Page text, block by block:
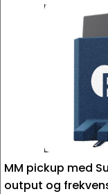
MM pickup med
output og